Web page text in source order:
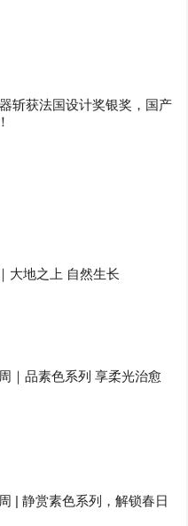
斩获法国设计奖银奖，国产
大地之上 自然生长
｜品素色系列 享柔光治愈
| 静赏素色系列，解锁春日